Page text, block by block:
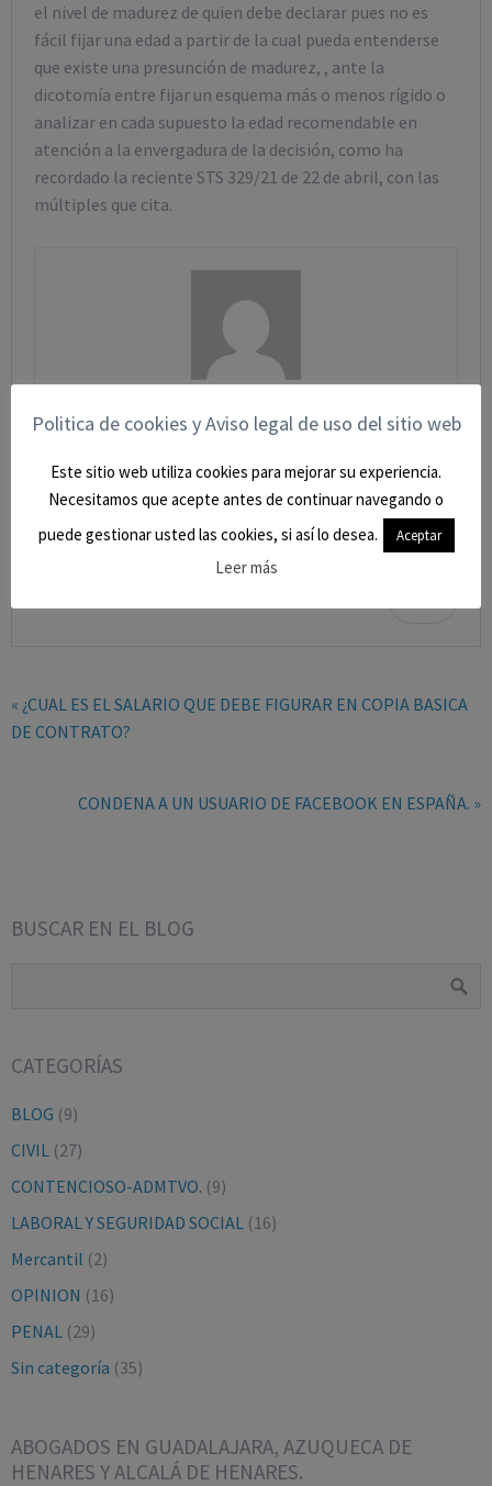
el nivel de madurez de quien debe declarar pues no es
fácil fijar una edad a partir de la cual pueda entenderse
que existe una presunción de madurez, , ante la
dicotomía entre fijar un esquema más o menos rígido o
analizar en cada supuesto la edad recomendable en
atención a la envergadura de la decisión, como ha
recordado la reciente STS 329/21 de 22 de abril, con las
múltiples que cita.
agustinzm
Comparte esto:
« ¿CUAL ES EL SALARIO QUE DEBE FIGURAR EN COPIA BASICA
DE CONTRATO?
CONDENA A UN USUARIO DE FACEBOOK EN ESPAÑA. »
BUSCAR EN EL BLOG
CATEGORÍAS
BLOG (9)
CIVIL (27)
CONTENCIOSO-ADMTVO. (9)
LABORAL Y SEGURIDAD SOCIAL (16)
Mercantil (2)
OPINION (16)
PENAL (29)
Sin categoría (35)
ABOGADOS EN GUADALAJARA, AZUQUECA DE
HENARES Y ALCALÁ DE HENARES.
Politica de cookies y Aviso legal de uso del sitio web
Este sitio web utiliza cookies para mejorar su experiencia.
Necesitamos que acepte antes de continuar navegando o
puede gestionar usted las cookies, si así lo desea.
Aceptar
Leer más